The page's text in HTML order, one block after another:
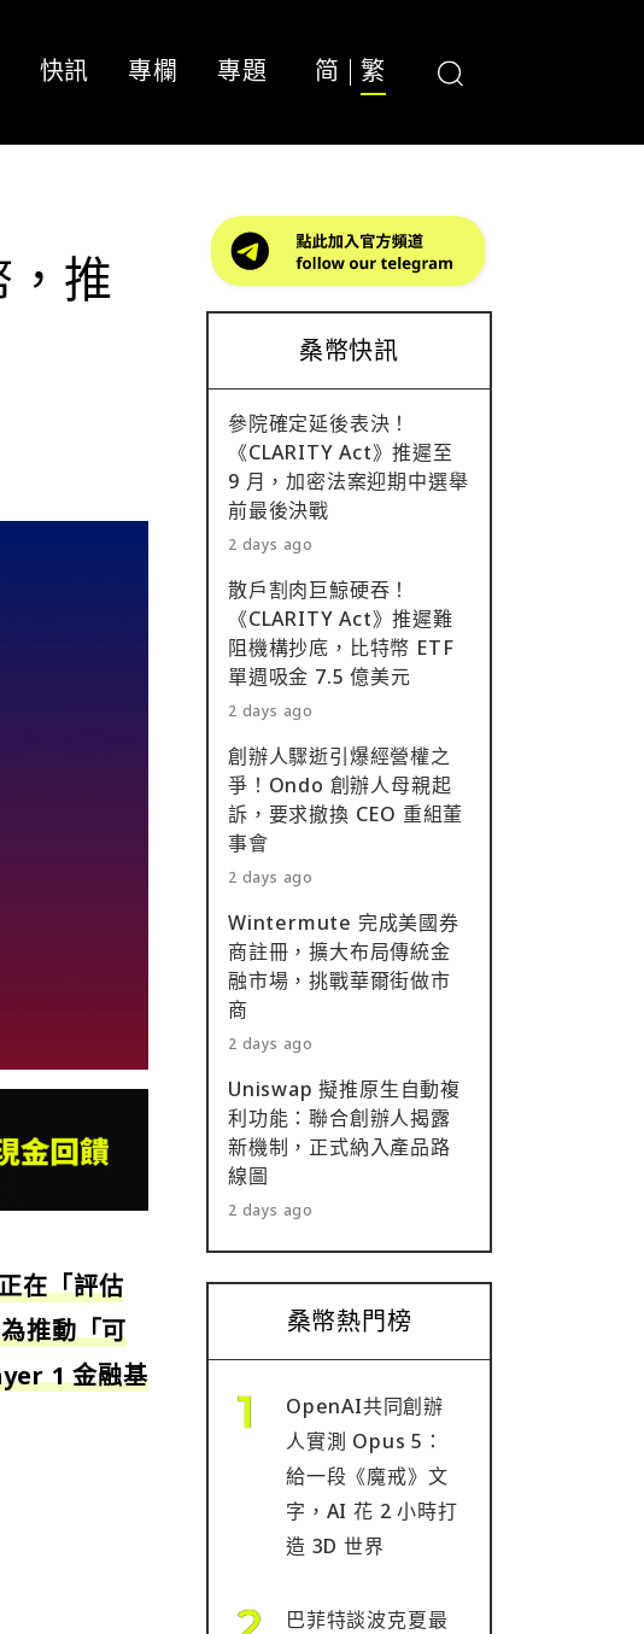
快訊 專欄 專題 简 繁
推
在「評估
推動「可
1 金融基
桑幣快訊
參院確定延後表決！
《CLARITY Act》推遲至
9 月，加密法案迎期中選舉
前最後決戰
2 days ago
散戶割肉巨鯨硬吞！
《CLARITY Act》推遲難
阻機構抄底，比特幣 ETF
單週吸金 7.5 億美元
2 days ago
創辦人驟逝引爆經營權之
爭！Ondo 創辦人母親起
訴，要求撤換 CEO 重組董
事會
2 days ago
Wintermute 完成美國券
商註冊，擴大布局傳統金
融市場，挑戰華爾街做市
商
2 days ago
Uniswap 擬推原生自動複
利功能：聯合創辦人揭露
新機制，正式納入產品路
線圖
2 days ago
桑幣熱門榜
OpenAI共同創辦
人實測 Opus 5：
給一段《魔戒》文
字，AI 花 2 小時打
造 3D 世界
巴菲特談波克夏最